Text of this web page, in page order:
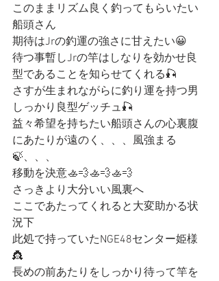
このままリズム良く釣ってもらいたい
船頭さん
期待はJrの釣運の強さに甘えたい😀
待つ事暫しJrの竿はしなりを効かせ良
型であることを知らせてくれる🎣
さすが生まれながらに釣り運を持つ男
しっかり良型ゲッチュ🎣
益々希望を持ちたい船頭さんの心裏腹
にあたりが遠のく、、、風強まる
🍃、、、
移動を決意🚣💨🚣💨🚣💨
さっきより大分いい風裏へ
ここであたってくれると大変助かる状
況下
此処で持っていたNGE48センター姫様
👸
長めの前あたりをしっかり待って竿を